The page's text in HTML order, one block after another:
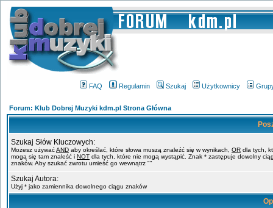
FAQ Regulamin Szukaj Użytkownicy
Forum: Klub Dobrej Muzyki kdm.pl Strona Główna
Szukaj Słów Kluczowych:
Możesz używaćAND aby określać, które słowa muszą znaleźć się w wynikach, OR dla tych,
mogą się tam znaleść i NOT dla tych, które nie mogą wystąpić. Znak * zastępuje dowolny
znaków. Aby szukać zwrotu umieść go wewnątrz ""
Szukaj Autora:
Użyj * jako zamiennika dowolnego ciągu znaków